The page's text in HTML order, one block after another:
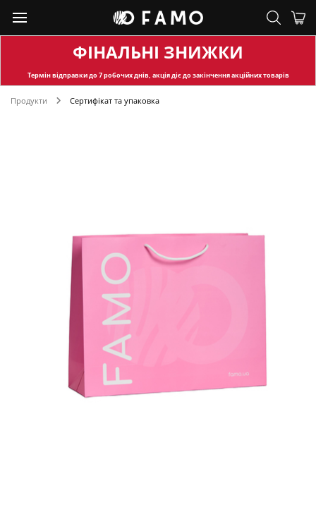
ФІНАЛЬНІ ЗНИЖКИ
Термін відправкидо 7 робочих днів, акція діє до закінчення акційних товарів
Продукти Сертифікат та упаковка